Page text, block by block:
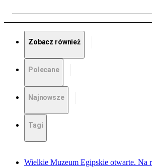
Zobacz również
Polecane
Najnowsze
Tagi
Wielkie Muzeum Egipskie otwarte. Na